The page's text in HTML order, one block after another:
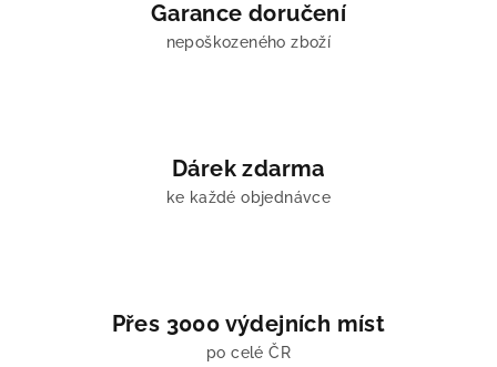
Garance doručení
nepoškozeného zboží
Dárek zdarma
ke každé objednávce
Přes 3000 výdejních míst
po celé ČR